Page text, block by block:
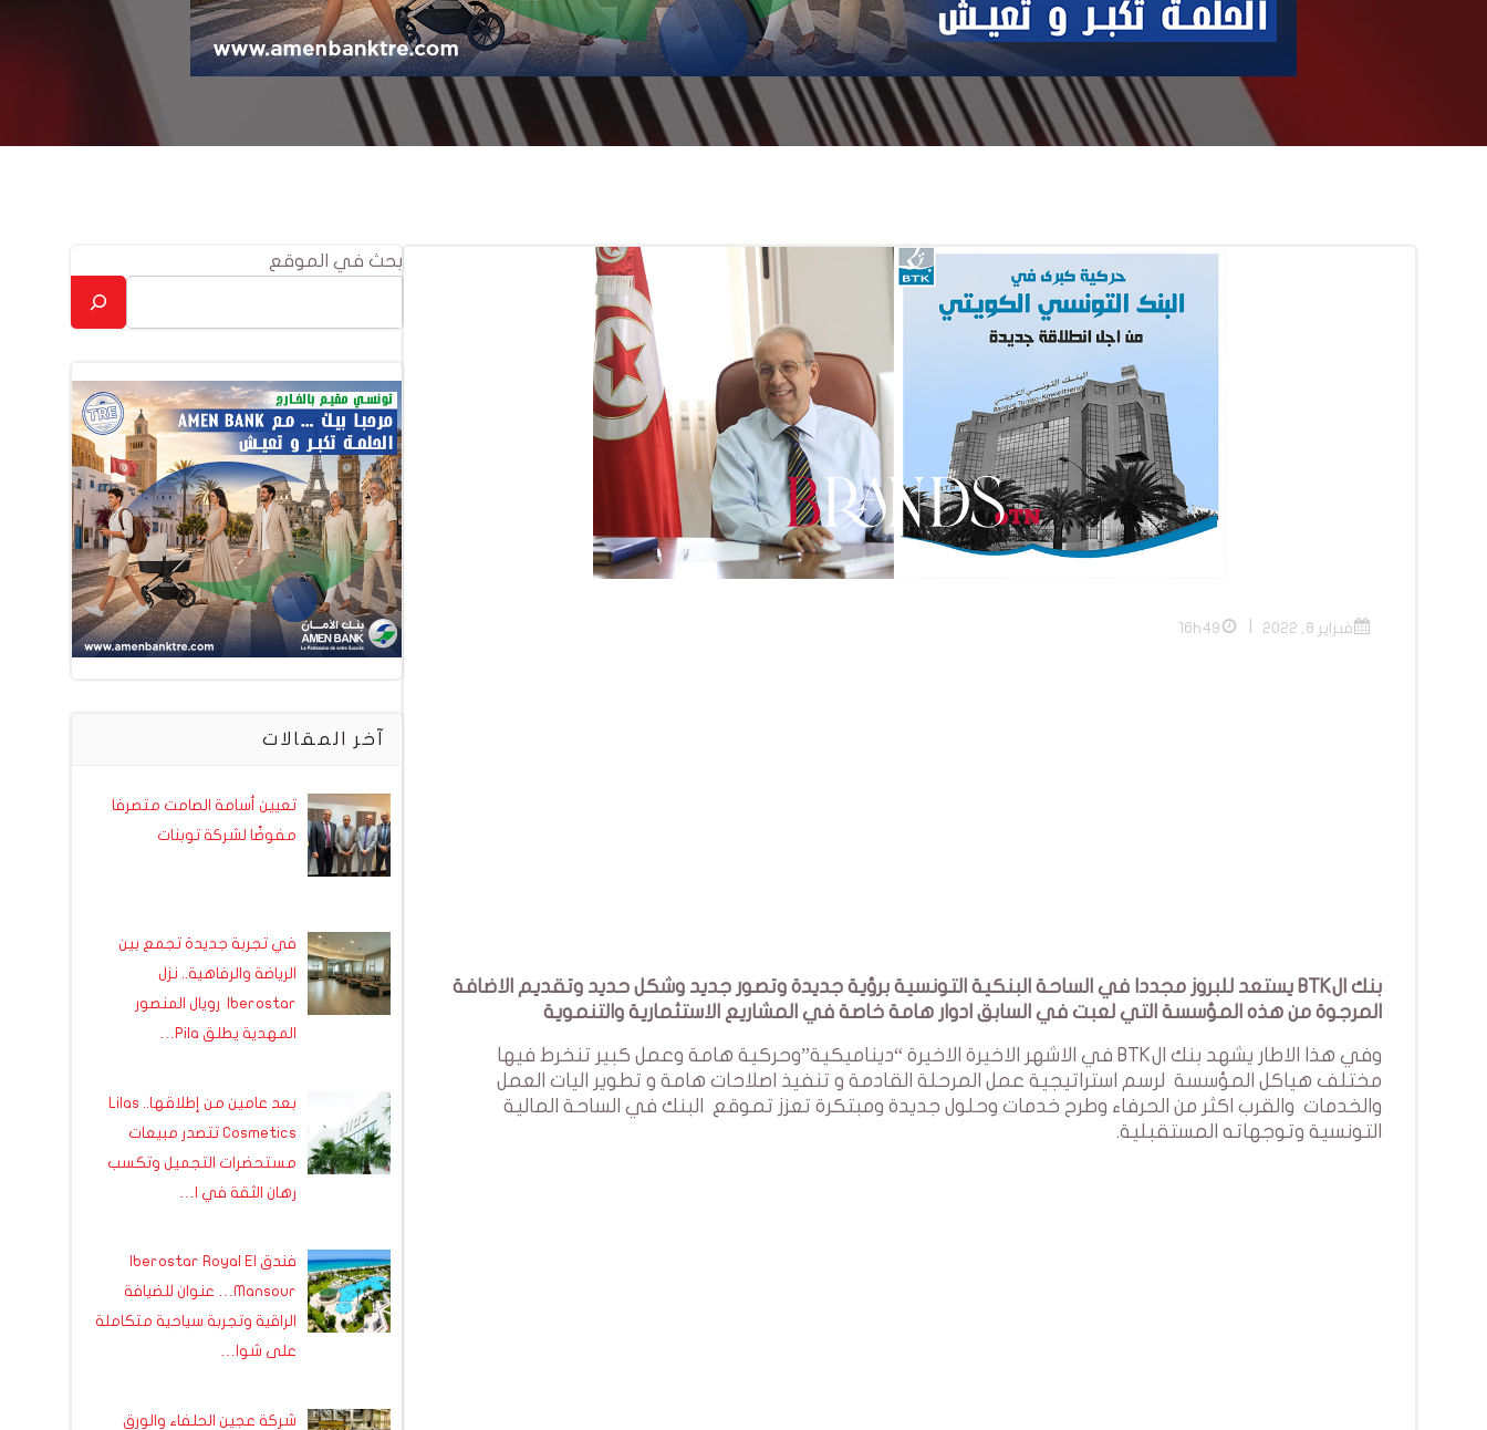
فبراير 8, 2022 16h49
بنك الBTK يستعد للبروز مجددا في الساحة البنكية التونسية برؤية جديدة وتصور جديد وشكل حديد وتقديم الاضافة
المرجوة من هذه المؤسسة التي لعبت في السابق ادوار هامة خاصة في المشاريع الاستثمارية والتنموية
وفي هذا الاطار يشهد بنك الBTK في الاشهر الاخيرة الاخيرة “ديناميكية”وحركية هامة وعمل كبير تنخرط فيها
مختلف هياكل المؤسسة لرسم استراتيجية عمل المرحلة القادمة و تنفيذ اصلاحات هامة و تطوير اليات العمل
والخدمات والقرب اكثر من الحرفاء وطرح خدمات وحلول جديدة ومبتكرة تعزز تموقع البنك في الساحة المالية
التونسية وتوجهاته المستقبلية.
بحث في الموقع
آخر المقالات
تعيين أسامة الصامت متصرفا
مفوضًا لشركة توبنات
في تجربة جديدة تجمع بين
الرياضة والرفاهية.. نزل
Iberostar رويال المنصور
المهدية يطلق Pila…
بعد عامين من إطلاقها.. Lilas
Cosmetics تتصدر مبيعات
مستحضرات التجميل وتكسب
رهان الثقة في ا…
فندق Iberostar Royal El
Mansour… عنوان للضيافة
الراقية وتجربة سياحية متكاملة
على شوا…
شركة عجين الحلفاء والورق